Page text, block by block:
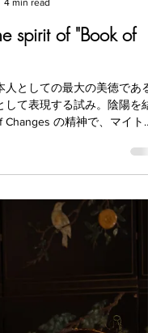
spirit of "Book of
人としての最大の美徳である
して表現する試み。陰陽を結
Changes の精神で、マイトレ
のように舞う。